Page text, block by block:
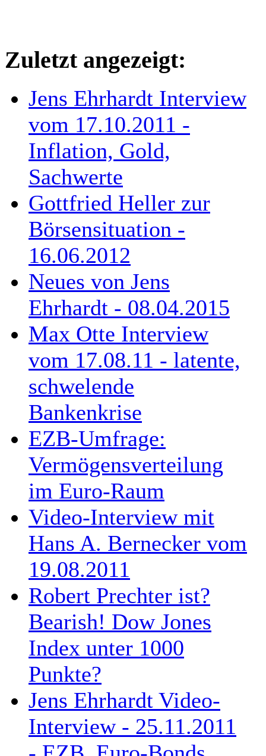
Zuletzt angezeigt:
Jens Ehrhardt Interview
vom 17.10.2011 -
Inflation, Gold,
Sachwerte
Gottfried Heller zur
Börsensituation -
16.06.2012
Neues von Jens
Ehrhardt - 08.04.2015
Max Otte Interview
vom 17.08.11 - latente,
schwelende
Bankenkrise
EZB-Umfrage:
Vermögensverteilung
im Euro-Raum
Video-Interview mit
Hans A. Bernecker vom
19.08.2011
Robert Prechter ist?
Bearish! Dow Jones
Index unter 1000
Punkte?
Jens Ehrhardt Video-
Interview - 25.11.2011